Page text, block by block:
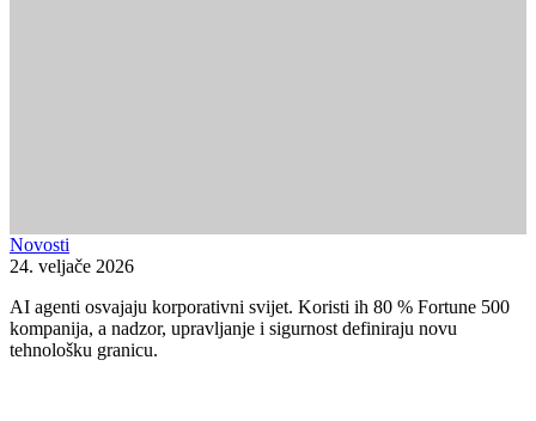
Novosti
24. veljače 2026
AI agenti osvajaju korporativni svijet. Koristi ih 80 % Fortune 500
kompanija, a nadzor, upravljanje i sigurnost definiraju novu
tehnološku granicu.